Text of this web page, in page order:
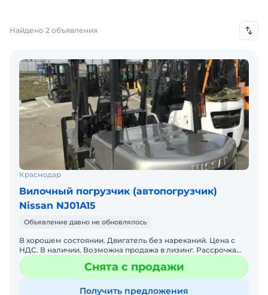
Найдено 2 объявления
Краснодар
Вилочный погрузчик (автопогрузчик)
Nissan NJ01A15
Объявление давно не обновлялось
В хорошем состоянии. Двигатель без нареканий. Цена с
НДС. В наличии. Возможна продажа в лизинг. Рассрочка
платежа.
Снята с продажи
Получить предложения